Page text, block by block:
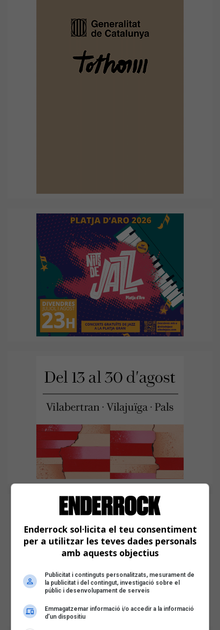
Enderrock sol·licita el teu consentiment
per a utilitzar les teves dades personals
amb aquests objectius
Publicitat i continguts personalitzats, mesurament de
la publicitat i del contingut, investigació sobre el
públic i desenvolupament de serveis
Emmagatzemar informació i/o accedir a la informació
d’un dispositiu